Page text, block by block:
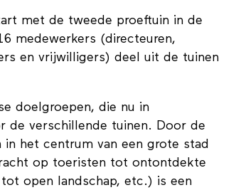
met de tweede proeftuin in de
medewerkers (directeuren,
en vrijwilligers) deel uit de tuinen
doelgroepen, die nu in
de verschillende tuinen. Door de
het centrum van een grote stad
op toeristen tot ontontdekte
open landschap, etc.) is een